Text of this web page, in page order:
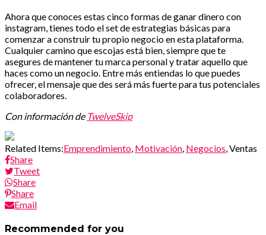
Ahora que conoces estas cinco formas de ganar dinero con
instagram, tienes todo el set de estrategias básicas para
comenzar a construir tu propio negocio en esta plataforma.
Cualquier camino que escojas está bien, siempre que te
asegures de mantener tu marca personal y tratar aquello que
haces como un negocio. Entre más entiendas lo que puedes
ofrecer, el mensaje que des será más fuerte para tus potenciales
colaboradores.
Con información de TwelveSkip
Related Items:Emprendimiento, Motivación, Negocios, Ventas
Share
Tweet
Share
Share
Email
Recommended for you